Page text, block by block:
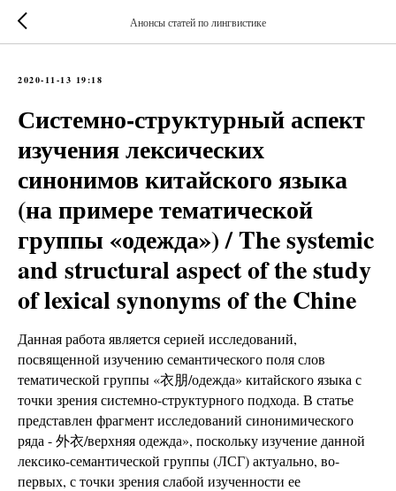
Анонсы статей по лингвистике
2020-11-13 19:18
Системно-структурный аспект
изучения лексических
синонимов китайского языка
(на примере тематической
группы «одежда») / The systemic
and structural aspect of the study
of lexical synonyms of the Chine
Данная работа является серией исследований,
посвященной изучению семантического поля слов
тематической группы «衣朋/одежда» китайского языка с
точки зрения системно-структурного подхода. В статье
представлен фрагмент исследований синонимического
ряда - 外衣/верхняя одежда», поскольку изучение данной
лексико-семантической группы (ЛСГ) актуально, во-
первых, с точки зрения слабой изученности ее